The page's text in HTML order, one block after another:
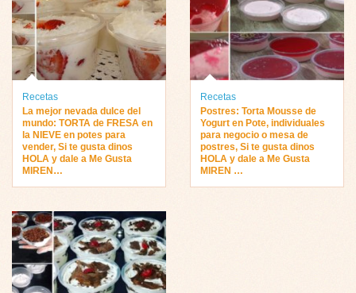
Recetas
La mejor nevada dulce del
mundo: TORTA de FRESA en
la NIEVE en potes para
vender, Si te gusta dinos
HOLA y dale a Me Gusta
MIREN…
Recetas
Postres: Torta Mousse de
Yogurt en Pote, individuales
para negocio o mesa de
postres, Si te gusta dinos
HOLA y dale a Me Gusta
MIREN …